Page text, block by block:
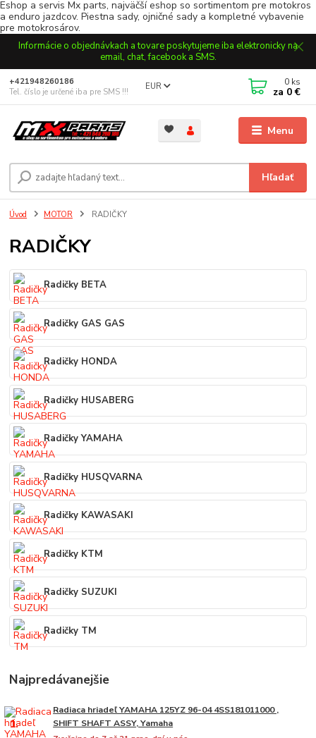
Eshop a servis Mx parts, najväčší eshop so sortimentom pre motokros
a enduro jazdcov. Piestna sady, ojničné sady a kompletné vybavenie
pre motokrosárov.
Informácie o objednávkach a tovare poskytujeme iba elektronicky na
email, chat, facebook a SMS.
Menu
EUR
Hľadať
+421948260186
Tel. číslo je určené iba pre SMS !!!
0 ks
za 0 €
Úvod MOTOR RADIČKY
RADIČKY
Radičky BETA
Radičky GAS GAS
Radičky HONDA
Radičky HUSABERG
Radičky YAMAHA
Radičky HUSQVARNA
Radičky KAWASAKI
Radičky KTM
Radičky SUZUKI
Radičky TM
Najpredávanejšie
1.
Radiaca hriadeľ YAMAHA 125YZ 96-04 4SS181011000 ,
SHIFT SHAFT ASSY, Yamaha